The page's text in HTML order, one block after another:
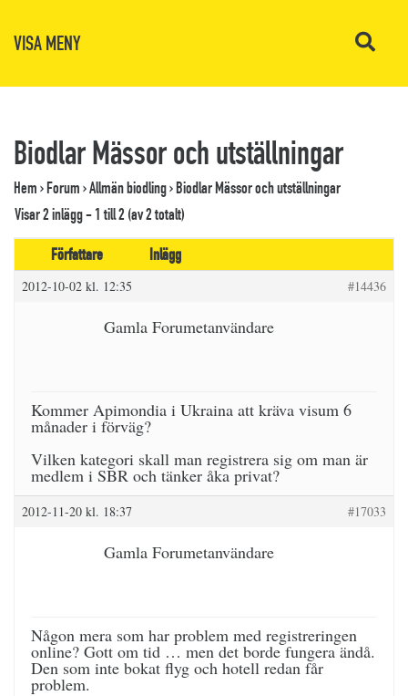
VISA MENY
Biodlar Mässor och utställningar
Hem›Forum›Allmän biodling›Biodlar Mässor och utställningar
Visar 2 inlägg - 1 till 2 (av 2 totalt)
Författare
Inlägg
2012-10-02 kl. 12:35 #14436
Gamla Forumetanvändare
Kommer Apimondia i Ukraina att kräva visum 6
månader i förväg?
Vilken kategori skall man registrera sig om man är
medlem i SBR och tänker åka privat?
2012-11-20 kl. 18:37 #17033
Gamla Forumetanvändare
Någon mera som har problem med registreringen
online? Gott om tid … men det borde fungera ändå.
Den som inte bokat flyg och hotell redan får
problem.